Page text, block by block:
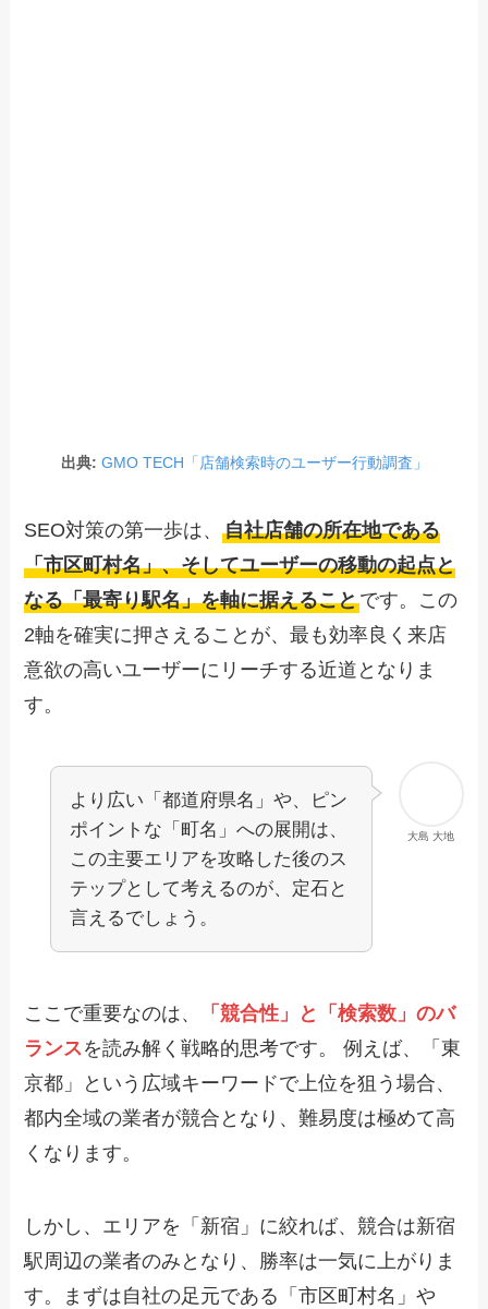
出典: GMO TECH「店舗検索時のユーザー行動調査」
SEO対策の第一歩は、自社店舗の所在地である
「市区町村名」、そしてユーザーの移動の起点と
なる「最寄り駅名」を軸に据えることです。この
2軸を確実に押さえることが、最も効率良く来店
意欲の高いユーザーにリーチする近道となりま
す。
大島 大地
より広い「都道府県名」や、ピン
ポイントな「町名」への展開は、
この主要エリアを攻略した後のス
テップとして考えるのが、定石と
言えるでしょう。
ここで重要なのは、
「競合性」と「検索数」のバ
ランス を読み解く戦略的思考です。 例えば、「東
京都」という広域キーワードで上位を狙う場合、
都内全域の業者が競合となり、難易度は極めて高
くなります。
しかし、エリアを「新宿」に絞れば、競合は新宿
駅周辺の業者のみとなり、勝率は一気に上がりま
す。まずは自社の足元である「市区町村名」や